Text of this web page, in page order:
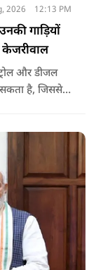
2026 12:13 PM
गाड़ियों
और डीजल
है, जिससे